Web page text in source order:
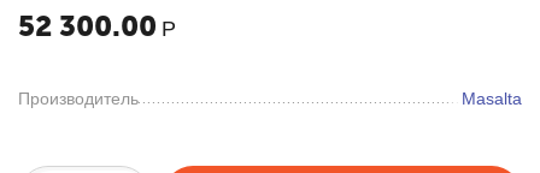
52 300.00 Р
Производитель Masalta